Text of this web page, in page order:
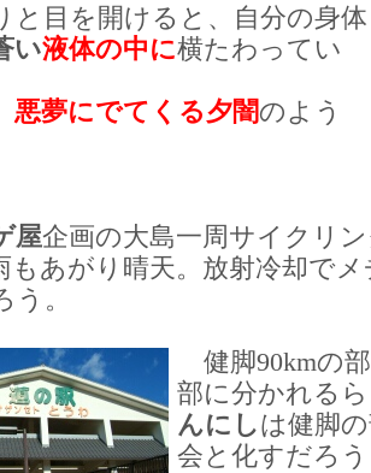
目を開けると、自分の身体
い液体の中に横たわってい
悪夢にでてくる夕闇のよう
屋企画の大島一周サイクリ
あがり晴天。放射冷却で
う。
健脚90kmの
部に分かれる
んにしは健脚
会と化すだろ